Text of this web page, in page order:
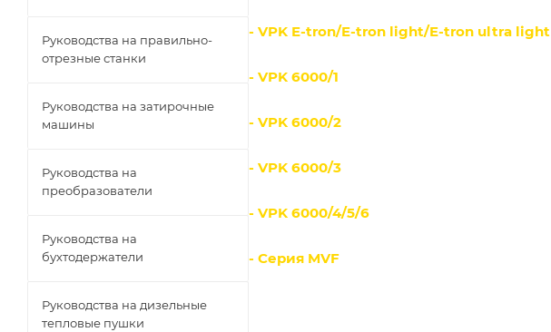
- VPK E-tron/E-tron light/E-tron ultra light
- VPK 6000/1
- VPK 6000/2
- VPK 6000/3
- VPK 6000/4/5/6
- Серия MVF
Руководства на правильно-
отрезные станки
Руководства на затирочные
машины
Руководства на
преобразователи
Руководства на
бухтодержатели
Руководства на дизельные
тепловые пушки